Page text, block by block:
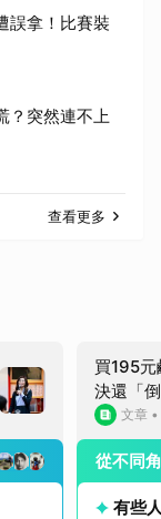
誤拿！比賽裝
？突然連不上
查看更多
買195
決還「
持 文章 •
從不同
有些